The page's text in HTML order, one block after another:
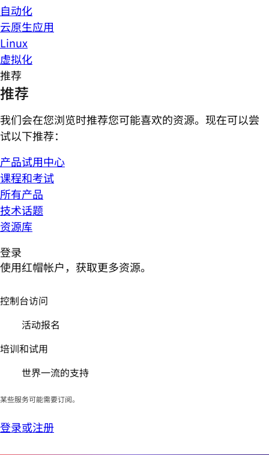
自动化
云原生应用
Linux
虚拟化
推荐
推荐
我们会在您浏览时推荐您可能喜欢的资源。现在可以尝
试以下推荐：
产品试用中心
课程和考试
所有产品
技术话题
资源库
登录
使用红帽帐户，获取更多资源。
控制台访问
活动报名
培训和试用
世界一流的支持
某些服务可能需要订阅。
登录或注册